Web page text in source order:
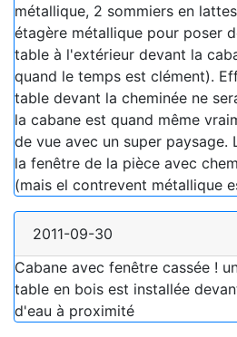
métallique, 2 sommiers en
étagère métallique pour poser
table à l'extérieur devant la
quand le temps est clément).
table devant la cheminée ne
la cabane est quand même
de vue avec un super paysage.
la fenêtre de la pièce avec
(mais el contrevent métallique
2011-09-30
Cabane avec fenêtre cassée !
table en bois est installée
d'eau à proximité